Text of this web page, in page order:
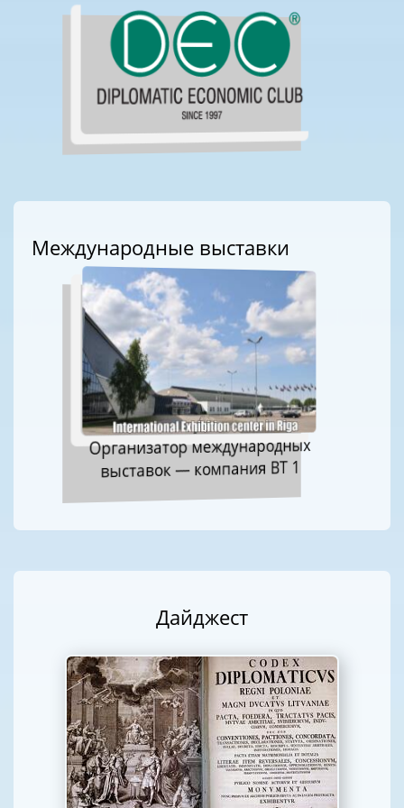
Международные выставки
Организатор международных
выставок — компания ВТ 1
Дайджест